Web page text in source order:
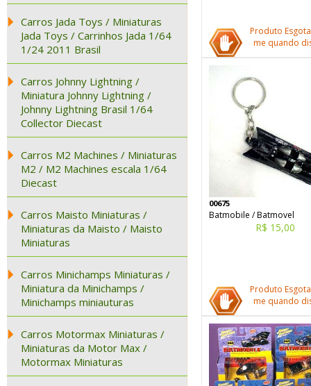
Carros Jada Toys / Miniaturas
Jada Toys / Carrinhos Jada 1/64
1/24 2011 Brasil
Carros Johnny Lightning /
Miniatura Johnny Lightning /
Johnny Lightning Brasil 1/64
Collector Diecast
Carros M2 Machines / Miniaturas
M2 / M2 Machines escala 1/64
Diecast
Carros Maisto Miniaturas /
Miniaturas da Maisto / Maisto
Miniaturas
Carros Minichamps Miniaturas /
Miniatura da Minichamps /
Minichamps miniauturas
Carros Motormax Miniaturas /
Miniaturas da Motor Max /
Motormax Miniaturas
Produto
me quando
00675
Batmobile / Batmovel
R$ 15,00
Produto
me quando